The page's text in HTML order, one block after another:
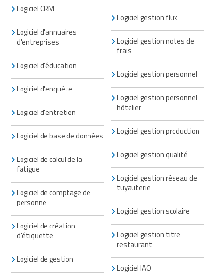
Ustensile cuisine professionnel
Vêtements personnalisés
Vitrines pour magasin
Traitement de l'air
Traitement des eaux
Trancheuse professionnelle
Transformateur électrique
Tubes et profilés
Tuyau flexible
Tuyau renforcé
Ventilateurs et aération d'atelier
Tapis de bureau
Tapis et caillebotis
Traitement des surfaces
Traitement du linge
Vestiaires et casiers
Equipements de football
Equipements de karting
Equipements pour patinage
Equipements pour roller
Equipements pour skateboard
Equipements pour stade et terrain
sportif
Jeu gymnique
Loisirs
Matériel de fitness
Matériel de musculation
Vêtement sportif
Pétrin professionnel
Piano de cuisson
Plats et plateaux
Pompes à sauce
Portes commandes restaurant
Présentoir pour restaurant
Réchaud professionnel
Réfrigérateur professionnel
Restauration foraine
Robinetterie professionnelle
Rôtisserie professionnelle
Sautause professionnelle
Logiciel CRM
Logiciel d'annuaires
d'entreprises
Logiciel d'éducation
Logiciel d'enquête
Logiciel d'entretien
Logiciel de base de données
Logiciel de calcul de la
fatigue
Logiciel de comptage de
personne
Logiciel de création
d'étiquette
Logiciel de gestion
Logiciel gestion flux
Logiciel gestion notes de
frais
Logiciel gestion personnel
Logiciel gestion personnel
hôtelier
Logiciel gestion production
Logiciel gestion qualité
Logiciel gestion réseau de
tuyauterie
Logiciel gestion scolaire
Logiciel gestion titre
restaurant
Logiciel IAO